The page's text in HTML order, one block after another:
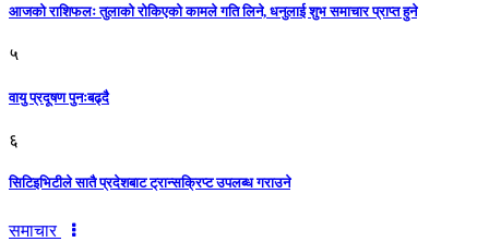
आजको राशिफलः तुलाकाे रोकिएको कामले गति लिने, धनुलाई शुभ समाचार प्राप्त हुने
५
वायु प्रदूषण पुनःबढ्दै
६
सिटिइभिटीले सातै प्रदेशबाट ट्रान्सक्रिप्ट उपलब्ध गराउने
समाचार